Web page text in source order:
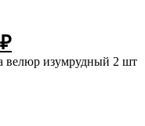
₽
велюр изумрудный 2 шт